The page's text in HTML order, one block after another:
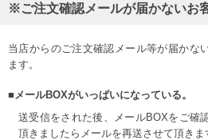
※ご注文確認メールが届かないお
当店からのご注文確認メール等が届かな
ます。
■メールBOXがいっぱいになっている。
送受信をされた後、メールBOXをご確
頂きましたらメールを再送させて頂きま